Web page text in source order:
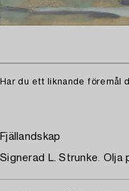
Har du ett liknande föremål
Fjällandskap
Signerad L. Strunke. Olja